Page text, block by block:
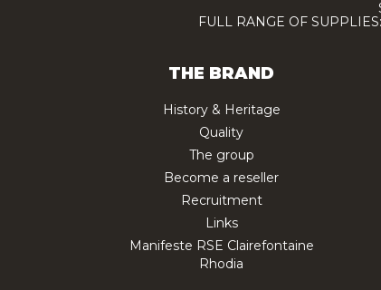
FULL RANGE OF
THE BRAND
History & Heritage
Quality
The group
Become a reseller
Recruitment
Links
Manifeste RSE Clairefontaine
Rhodia